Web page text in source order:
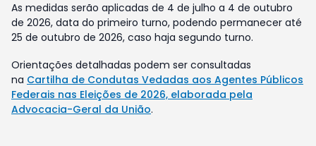
As medidas serão aplicadas de 4 de julho a 4 de outubro
de 2026, data do primeiro turno, podendo permanecer até
25 de outubro de 2026, caso haja segundo turno.
Orientações detalhadas podem ser consultadas
na Cartilha de Condutas Vedadas aos Agentes Públicos
Federais nas Eleições de 2026, elaborada pela
Advocacia-Geral da União.